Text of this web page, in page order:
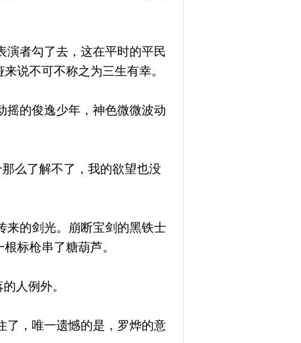
者勾了去，这在平时的平民
说不可不称之为三生有幸。
的俊逸少年，神色微微波动
么了解不了，我的欲望也没
的剑光。崩断宝剑的黑铁士
标枪串了糖葫芦。
人例外。
，唯一遗憾的是，罗烨的意